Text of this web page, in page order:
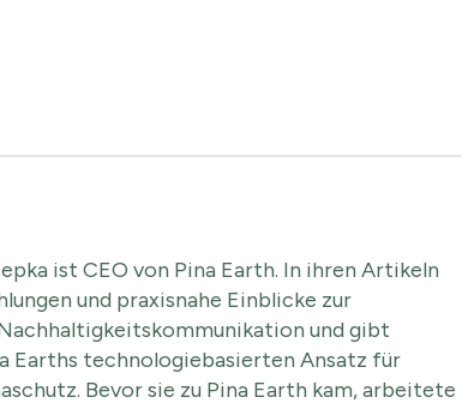
ist CEO von Pina Earth. In ihren Artikeln
und praxisnahe Einblicke zur
und gibt
Earths technologiebasierten Ansatz für
Bevor sie zu Pina Earth kam, arbeitete